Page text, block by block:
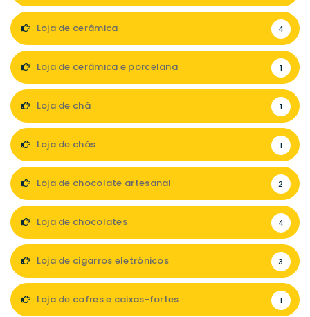
Loja de cerâmica 4
Loja de cerâmica e porcelana 1
Loja de chá 1
Loja de chás 1
Loja de chocolate artesanal 2
Loja de chocolates 4
Loja de cigarros eletrónicos 3
Loja de cofres e caixas-fortes 1